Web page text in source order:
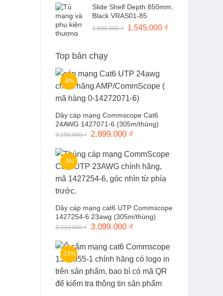
là:
1.490.000 ₫.
tại
Slide Shelf Depth 850mm,
Black VRAS01-85
1.690.000₫
Giá
1.545.000 ₫
Top bán chạy
-8%
Dây cáp mạng Commscope Cat6
24AWG 1427071-6 (305m/thùng)
3.150.000₫
Giá
3.150.000 ₫.
2.899.000 ₫
là:
2.899.000 ₫.
-3%
Dây cáp mạng cat6 UTP Commscope
1427254-6 23awg (305m/thùng)
3.210.000₫
Giá
3.210.000 ₫.
3.099.000 ₫
là:
3.099.000 ₫.
-13%